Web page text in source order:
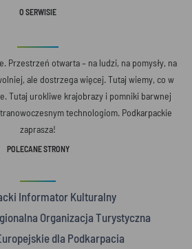
O SERWISIE
Przestrzeń otwarta – na ludzi, na pomysły, na
ale dostrzega więcej. Tutaj wiemy, co w
Tutaj urokliwe krajobrazy i pomniki barwnej
technologiom. Podkarpackie
zaprasza!
POLECANE STRONY
Informator Kulturalny
Organizacja Turystyczna
dla Podkarpacia